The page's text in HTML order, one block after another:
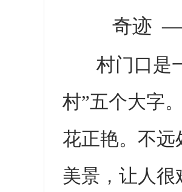
奇迹
村门口是
村”五个大字
花正艳。不
美景，让人很